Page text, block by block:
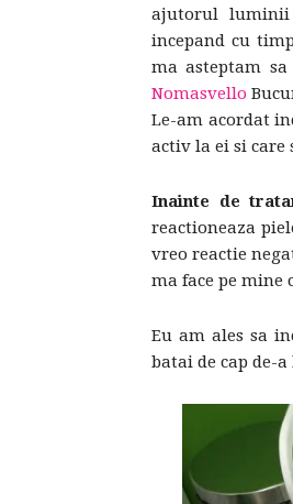
ajutorul luminii
incepand cu
ma asteptam
Nomasvello
Le-am acordat
activ la ei si
Inainte de
reactioneaza
vreo reactie
ma face pe mine
Eu am ales sa
batai de cap de-